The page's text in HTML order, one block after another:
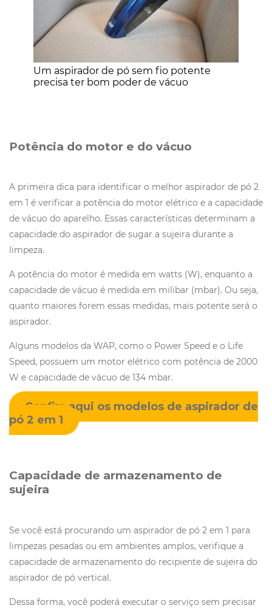
Um aspirador de pó sem fio potente
precisa ter bom poder de vácuo
Potência do motor e do vácuo
A primeira dica para identificar o melhor aspirador de pó 2
em 1 é verificar a potência do motor elétrico e a capacidade
de vácuo do aparelho. Essas características determinam a
capacidade do aspirador de sugar a sujeira durante a
limpeza.
A potência do motor é medida em watts (W), enquanto a
capacidade de vácuo é medida em milibar (mbar). Ou seja,
quanto maiores forem essas medidas, mais potente será o
aspirador.
Alguns modelos da WAP, como o Power Speed e o Life
Speed, possuem um motor elétrico com potência de 2000
W e capacidade de vácuo de 134 mbar.
Confira aqui os modelos de aspirador de
pó 2 em 1
Capacidade de armazenamento de
sujeira
Se você está procurando um aspirador de pó 2 em 1 para
limpezas pesadas ou em ambientes amplos, verifique a
capacidade de armazenamento do recipiente de sujeira do
aspirador de pó vertical.
Dessa forma, você poderá executar o serviço sem precisar